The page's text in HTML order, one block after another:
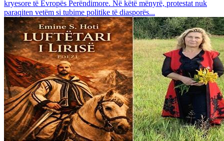
kryesore të Evropës Perëndimore. Në këtë mënyrë, protestat nuk
paraqiten vetëm si tubime politike të diasporës...